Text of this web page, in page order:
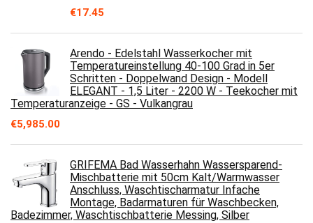
€17.45
Arendo - Edelstahl Wasserkocher mit
Temperatureinstellung 40-100 Grad in 5er
Schritten - Doppelwand Design - Modell
ELEGANT - 1,5 Liter - 2200 W - Teekocher mit
Temperaturanzeige - GS - Vulkangrau
€5,985.00
GRIFEMA Bad Wasserhahn Wassersparend-
Mischbatterie mit 50cm Kalt/Warmwasser
Anschluss, Waschtischarmatur Infache
Montage, Badarmaturen für Waschbecken,
Badezimmer, Waschtischbatterie Messing, Silber